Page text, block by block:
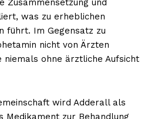
Zusammensetzung und
was zu erheblichen
führt. Im Gegensatz zu
nicht von Ärzten
ohne ärztliche Aufsicht
wird Adderall als
Medikament zur Behandlung